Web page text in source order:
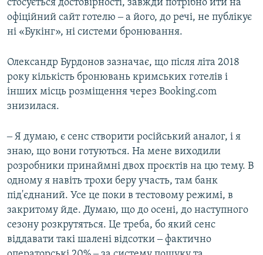
стосується достовірності, завжди потрібно йти на
офіційний сайт готелю ‒ а його, до речі, не публікує
ні «Букінг», ні системи бронювання.
Олександр Бурдонов зазначає, що після літа 2018
року кількість бронювань кримських готелів і
інших місць розміщення через Booking.com
знизилася.
‒ Я думаю, є сенс створити російський аналог, і я
знаю, що вони готуються. На мене виходили
розробники принаймні двох проєктів на цю тему. В
одному я навіть трохи беру участь, там банк
під'єднаний. Усе це поки в тестовому режимі, в
закритому йде. Думаю, що до осені, до наступного
сезону розкрутяться. Це треба, бо який сенс
віддавати такі шалені відсотки ‒ фактично